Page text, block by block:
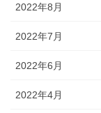
2022年8月
2022年7月
2022年6月
2022年4月